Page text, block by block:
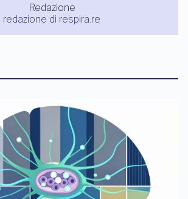
Redazione
redazione di respira.re